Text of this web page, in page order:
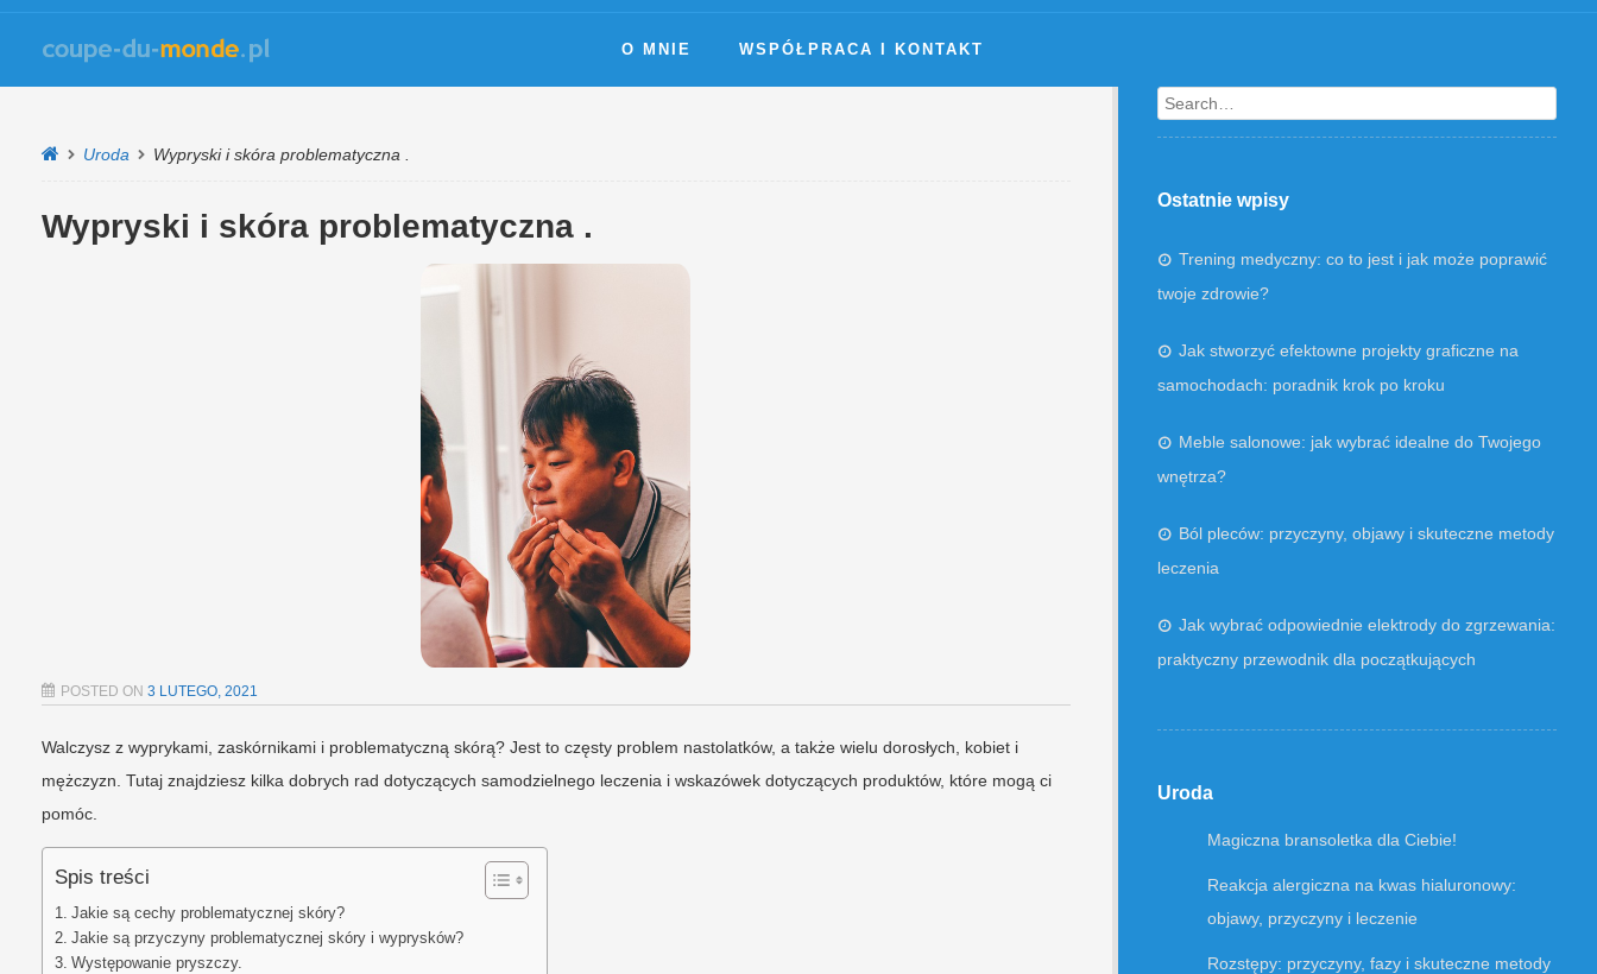
O MNIE WSPÓŁPRACA I KONTAKT
Uroda Wypryski i skóra problematyczna .
Wypryski i skóra problematyczna .
POSTED ON 3 LUTEGO, 2021
Walczysz z wyprykami, zaskórnikami i problematyczną skórą? Jest to częsty problem nastolatków, a także wielu dorosłych, kobiet i
mężczyzn. Tutaj znajdziesz kilka dobrych rad dotyczących samodzielnego leczenia i wskazówek dotyczących produktów, które mogą ci
pomóc.
Spis treści
Jakie są cechy problematycznej skóry?
Jakie są przyczyny problematycznej skóry i wyprysków?
Występowanie pryszczy.
Search
Ostatnie wpisy
Trening medyczny: co to jest i jak może poprawić
twoje zdrowie?
Jak stworzyć efektowne projekty graficzne na
samochodach: poradnik krok po kroku
Meble salonowe: jak wybrać idealne do Twojego
wnętrza?
Ból pleców: przyczyny, objawy i skuteczne metody
leczenia
Jak wybrać odpowiednie elektrody do zgrzewania:
praktyczny przewodnik dla początkujących
Uroda
Magiczna bransoletka dla Ciebie!
Reakcja alergiczna na kwas hialuronowy:
objawy, przyczyny i leczenie
Rozstępy: przyczyny, fazy i skuteczne metody